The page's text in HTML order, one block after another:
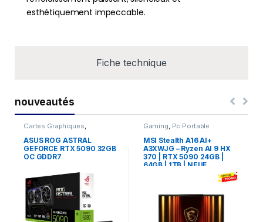
Fiche technique
esthétiquement impeccable.
nouveautés
Cartes Graphiques
Composants Gaming
ASUS ROG ASTRAL
GEFORCE RTX 5090 32GB
OC GDDR7
Gaming Pc Portable
MSI Stealth A16 AI+
A3XWJG – Ryzen AI 9 HX
370 | RTX 5090 24GB |
64GB | 1TB | NEUF